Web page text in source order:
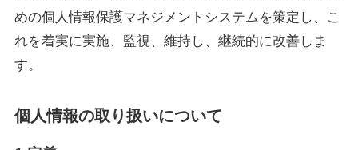
めの個人情報保護マネジメントシステムを策定し、こ
れを着実に実施、監視、維持し、継続的に改善しま
す。
個人情報の取り扱いについて